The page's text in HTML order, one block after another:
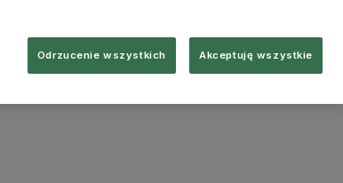
Odrzucenie wszystkich Akceptuję wszystkie